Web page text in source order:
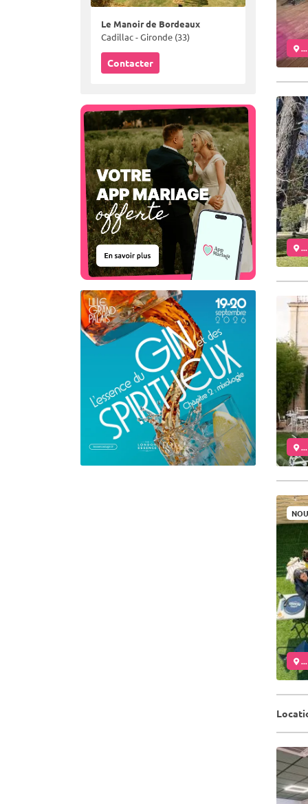
Le Manoir de Bordeaux
Cadillac - Gironde (33)
Contacter
...
...
...
...